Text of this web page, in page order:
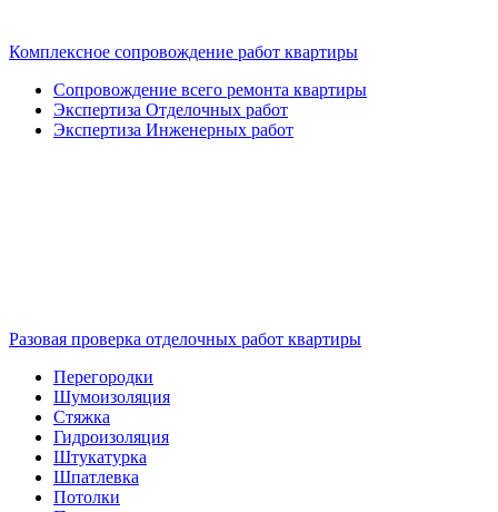
Комплексное сопровождение работ квартиры
Сопровождение всего ремонта квартиры
Экспертиза Отделочных работ
Экспертиза Инженерных работ
Разовая проверка отделочных работ квартиры
Перегородки
Шумоизоляция
Стяжка
Гидроизоляция
Штукатурка
Шпатлевка
Потолки